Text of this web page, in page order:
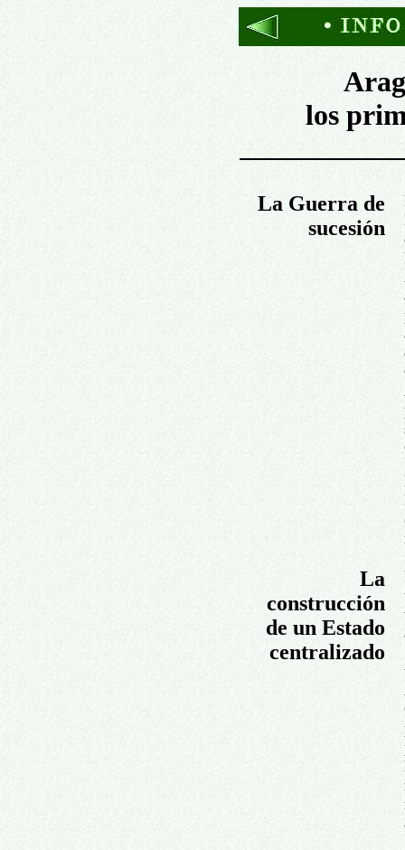
los
La Guerra de
sucesión
La
construcción
de un Estado
centralizado